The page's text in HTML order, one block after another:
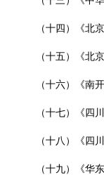
（十四）《北
（十五）《北
（十六）《南
（十七）《四
（十八）《四
（十九）《华